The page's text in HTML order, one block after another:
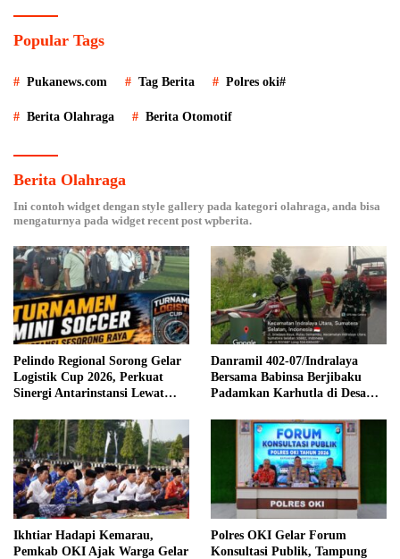
Popular Tags
Pukanews.com Tag Berita Polres oki#
Berita Olahraga Berita Otomotif
Berita Olahraga
Ini contoh widget dengan style gallery pada kategori olahraga, anda bisa
mengaturnya pada widget recent post wpberita.
Pelindo Regional Sorong Gelar
Logistik Cup 2026, Perkuat
Sinergi Antarinstansi Lewat
Danramil 402-07/Indralaya
Bersama Babinsa Berjibaku
Padamkan Karhutla di Desa
Ikhtiar Hadapi Kemarau,
Pemkab OKI Ajak Warga Gelar
Polres OKI Gelar Forum
Konsultasi Publik, Tampung